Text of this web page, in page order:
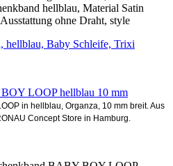
LOOP hellblau 10 mm
in hellblau, Organza, 10 mm breit. Aus
Concept Store in Hamburg.